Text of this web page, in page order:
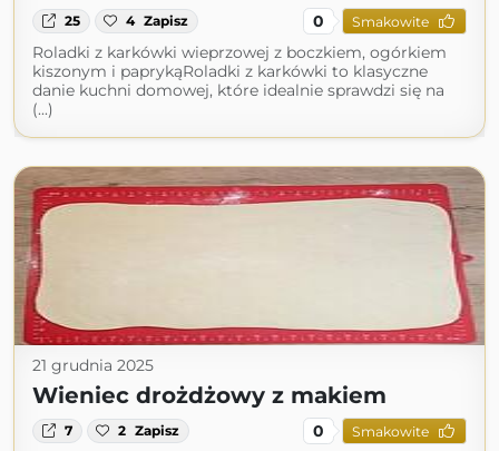
25 4 Zapisz 0 Smakowite
Roladki z karkówki wieprzowej z boczkiem, ogórkiem
kiszonym i paprykąRoladki z karkówki to klasyczne
danie kuchni domowej, które idealnie sprawdzi się na
(...)
21 grudnia 2025
Wieniec drożdżowy z makiem
7 2 Zapisz 0 Smakowite